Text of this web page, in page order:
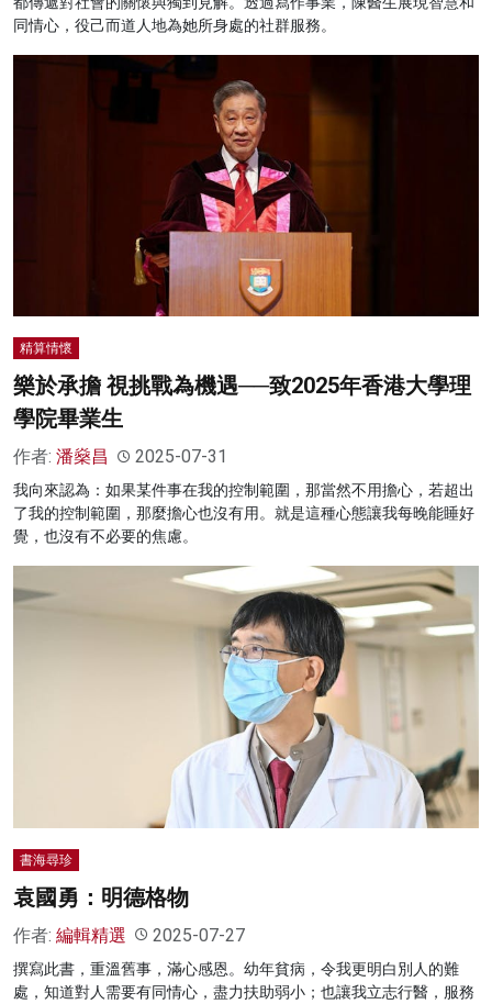
同情心，役己而道人地為她所身處的社群服務。
精算情懷
樂於承擔 視挑戰為機遇──致2025年香港大學理
學院畢業生
作者: 潘燊昌 2025-07-31
我向來認為：如果某件事在我的控制範圍，那當然不用擔心，若超出
了我的控制範圍，那麼擔心也沒有用。就是這種心態讓我每晚能睡好
覺，也沒有不必要的焦慮。
書海尋珍
袁國勇：明德格物
作者: 編輯精選 2025-07-27
撰寫此書，重溫舊事，滿心感恩。幼年貧病，令我更明白別人的難
處，知道對人需要有同情心，盡力扶助弱小；也讓我立志行醫，服務